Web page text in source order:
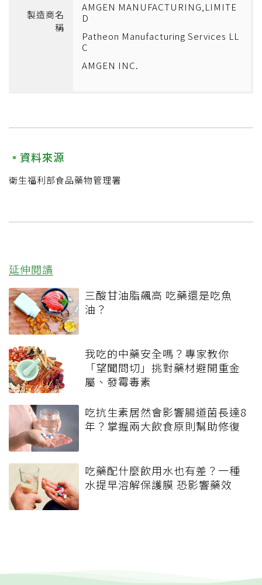
製造商名
稱
AMGEN MANUFACTURING,LIMITE
D
Patheon Manufacturing Services LL
C
AMGEN INC.
資料來源
衛生福利部食品藥物管理署
延伸閱讀
三酸甘油脂飆高 吃藥還是吃魚
油？
我吃的中藥安全嗎？專家教你
「望聞問切」挑對藥材避開重金
屬、發霉毒素
吃抗生素居然會影響腸道菌長達8
年？掌握兩大飲食原則幫助修復
吃藥配什麼飲用水也有差？一種
水提早溶解保護膜 恐影響藥效